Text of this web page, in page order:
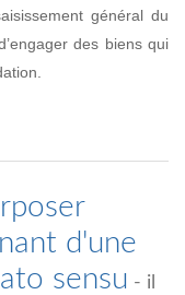
général du
des biens qui
d'une
sensu - il